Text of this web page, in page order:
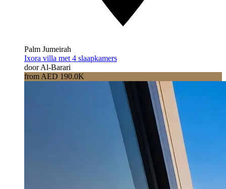
Palm Jumeirah
Ixora villa met 4 slaapkamers
door Al-Barari
from AED 190.0K